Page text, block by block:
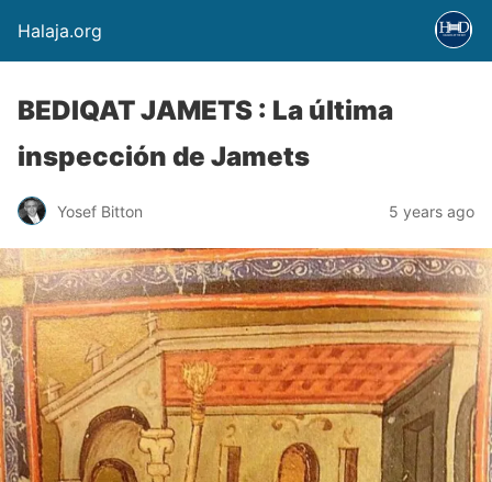
Halaja.org
BEDIQAT JAMETS : La última
inspección de Jamets
Yosef Bitton 5 years ago